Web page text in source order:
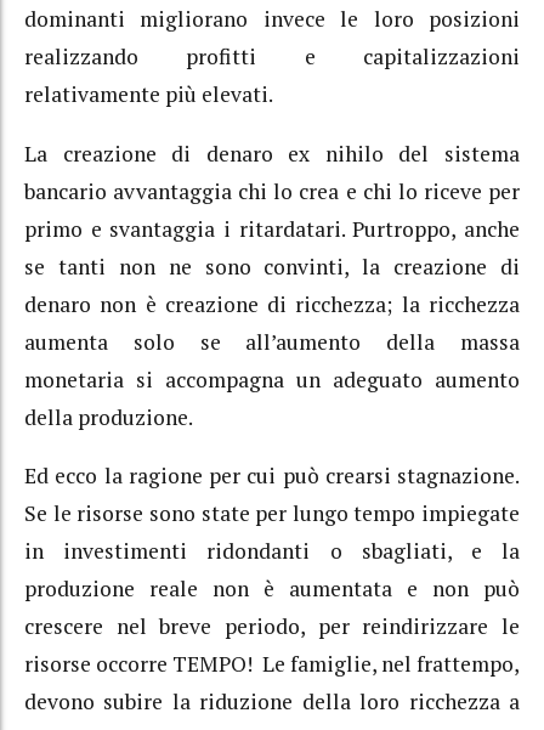
dominanti migliorano invece le loro posizioni
realizzando profitti e capitalizzazioni
relativamente più elevati.
La creazione di denaro ex nihilo del sistema
bancario avvantaggia chi lo crea e chi lo riceve per
primo e svantaggia i ritardatari. Purtroppo, anche
se tanti non ne sono convinti, la creazione di
denaro non è creazione di ricchezza; la ricchezza
aumenta solo se all’aumento della massa
monetaria si accompagna un adeguato aumento
della produzione.
Ed ecco la ragione per cui può crearsi stagnazione.
Se le risorse sono state per lungo tempo impiegate
in investimenti ridondanti o sbagliati, e la
produzione reale non è aumentata e non può
crescere nel breve periodo, per reindirizzare le
risorse occorre TEMPO! Le famiglie, nel frattempo,
devono subire la riduzione della loro ricchezza a